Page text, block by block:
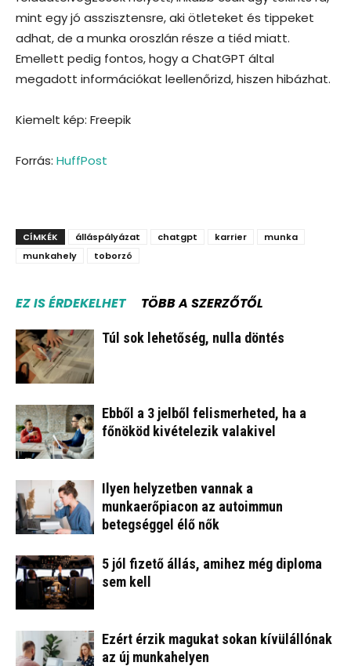
mint egy jó asszisztensre, aki ötleteket és tippeket
adhat, de a munka oroszlán része a tiéd miatt.
Emellett pedig fontos, hogy a ChatGPT által
megadott információkat leellenőrizd, hiszen hibázhat.
Kiemelt kép: Freepik
Forrás: HuffPost
CÍMKÉK álláspályázat chatgpt karrier
munka
munkahely
toborzó
EZ IS ÉRDEKELHET TÖBB A SZERZŐTŐL
Túl sok lehetőség, nulla döntés
Ebből a 3 jelből felismerheted, ha a
főnököd kivételezik valakivel
Ilyen helyzetben vannak a
munkaerőpiacon az autoimmun
betegséggel élő nők
5 jól fizető állás, amihez még diploma
sem kell
Ezért érzik magukat sokan kívülállónak
az új munkahelyen